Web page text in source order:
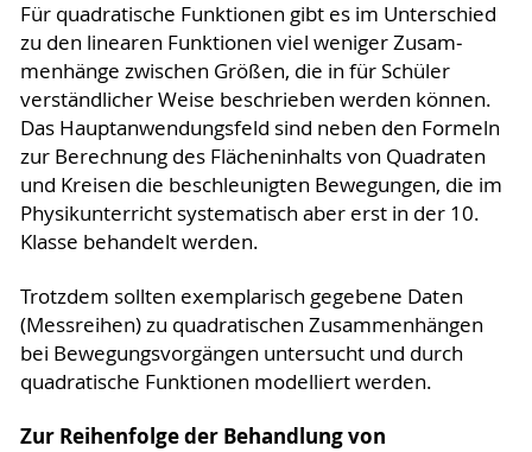
Für quadratische Funktionen gibt es im Unterschied
zu den linearen Funktionen viel weniger Zusam­
menhänge zwischen Größen, die in für Schüler
verständlicher Weise beschrieben werden kön­nen.
Das Hauptanwendungsfeld sind neben den Formeln
zur Berechnung des Flächeninhalts von Quadraten
und Kreisen die beschleunigten Bewegungen, die im
Physikunterricht systematisch aber erst in der 10.
Klasse behandelt werden.
Trotzdem sollten exemplarisch gegebene Daten
(Messreihen) zu quadratischen Zusammenhängen
bei Bewegungsvorgängen untersucht und durch
quadratische Funktionen modelliert werden.
Zur Reihenfolge der Behandlung von